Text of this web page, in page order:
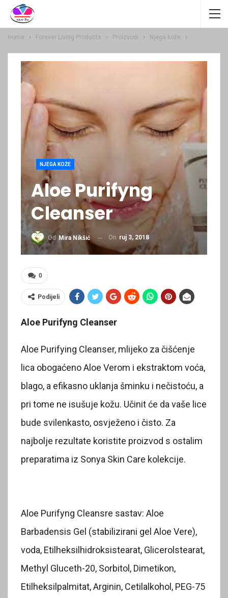
Home Forever Living Products Proizvodi Njega kože
NJEGA KOŽE
Aloe Purifyng
Cleanser
Od Mira Nikšić On ruj 3, 2018
0
Podijeli
Aloe Purifyng Cleanser
Aloe Purifying Cleanser, mlijeko za čišćenje
lica obogaćeno Aloe Verom i ekstraktom voća,
blago, a efikasno uklanja šminku i nečistoću, a
pri tome ne isušuje kožu. Učinit će da vaše lice
bude svilenkasto, osvježeno i čisto. Za
najbolje rezultate koristite proizvod s ostalim
preparatima iz Sonya Skin Care kolekcije.
Aloe Purifyng Cleansre sastav: Aloe
Barbadensis Gel (stabilizirani gel Aloe Vere),
voda, Etilheksilhidroksistearat, Glicerolstearat,
Methyl Gluceth-20, Sorbitol, Dimetikon,
Etilheksilpalmitat, Arginin, Cetilalkohol, PEG-75